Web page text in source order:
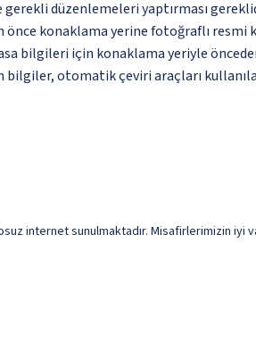
düzenlemeleri yaptırması
önce konaklama yerine fotoğraflı resmi
bilgileri için konaklama yeriyle
bilgiler, otomatik çeviri araçları
internet sunulmaktadır. Misafirlerimizin iyi